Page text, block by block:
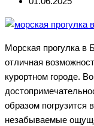
Морская прогулка в
отличная
курортном городе.
образом погрузится
незабываемые